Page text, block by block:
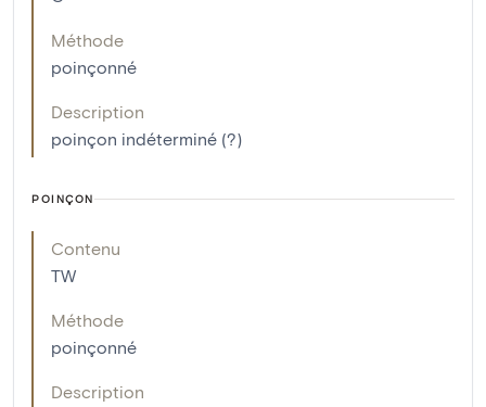
Méthode
poinçonné
Description
poinçon indéterminé (?)
POINÇON
Contenu
TW
Méthode
poinçonné
Description